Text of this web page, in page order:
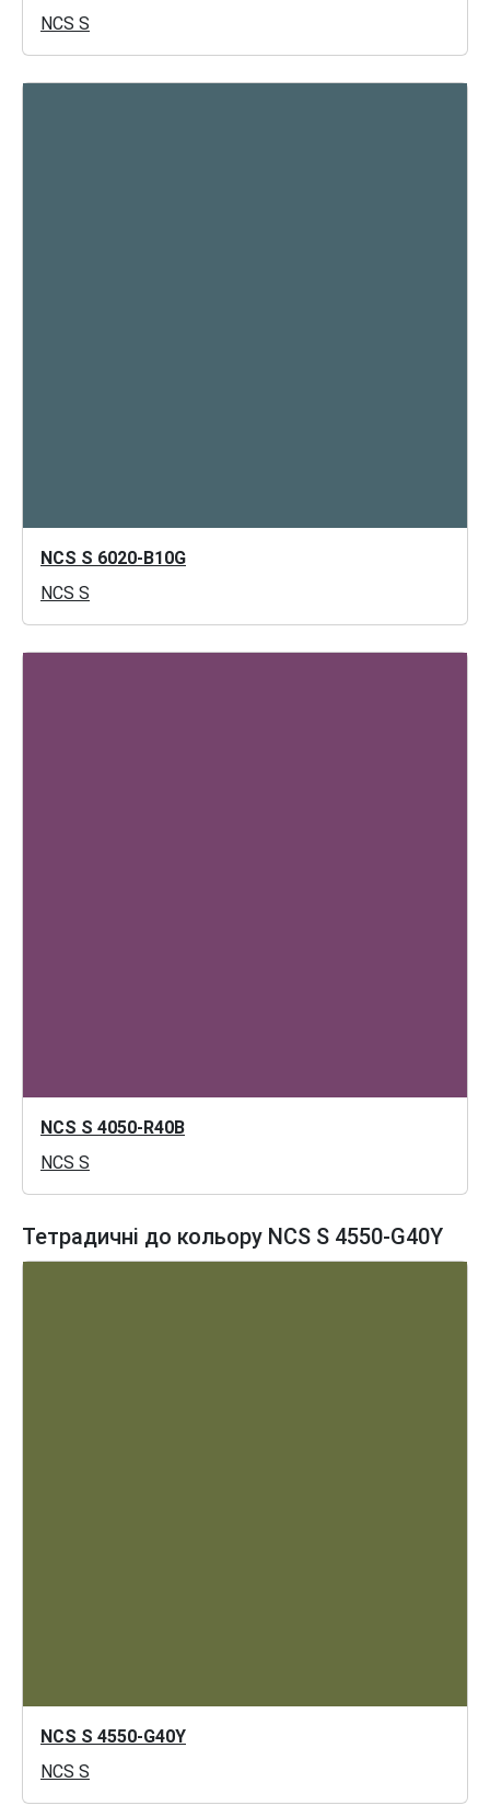
NCS S
NCS S 6020-B10G
NCS S
NCS S 4050-R40B
NCS S
Тетрадичні до кольору NCS S 4550-G40Y
NCS S 4550-G40Y
NCS S